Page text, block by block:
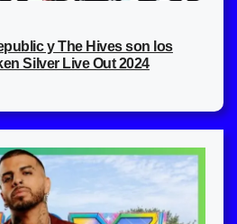
y The Hives son los
Silver Live Out 2024